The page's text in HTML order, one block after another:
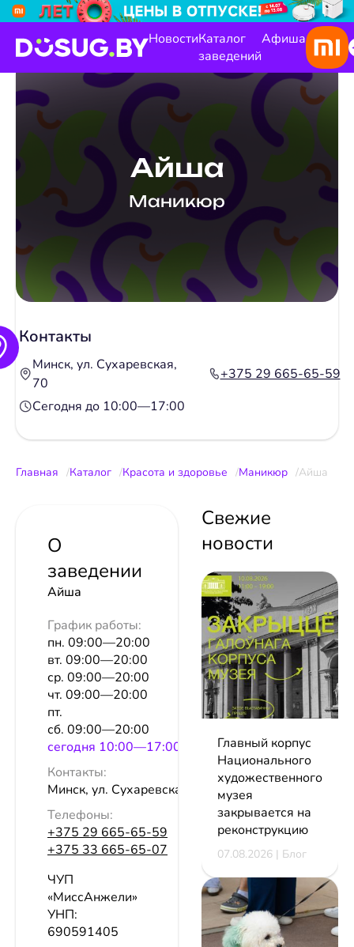
НовостиКаталог
заведений
Афиша
Айша
Маникюр
Контакты
Минск, ул. Сухаревская,
70
+375 29 665-65-59
Сегодня до 10:00—17:00
Главная Каталог Красота и здоровье Маникюр Айша
О
заведении
Айша
График работы:
пн. 09:00—20:00
вт. 09:00—20:00
ср. 09:00—20:00
чт. 09:00—20:00
пт.
сб. 09:00—20:00
сeгодня 10:00—17:00
Контакты:
Минск, ул. Сухаревская, 70
Телефоны:
+375 29 665-65-59
+375 33 665-65-07
ЧУП
«МиссАнжели»
УНП:
690591405
Свежие
новости
Главный корпус
Национального
художественного
музея
закрывается на
реконструкцию
07.08.2026 | Блог